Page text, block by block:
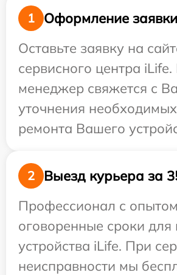
1
Оформление заявки
Оставьте заявку на
сервисного центра
менеджер свяжется с
уточнения
ремонта Вашего
2
Выезд курьера за
Профессионал с
оговоренные сроки для
устройства iLife. При
неисправности мы